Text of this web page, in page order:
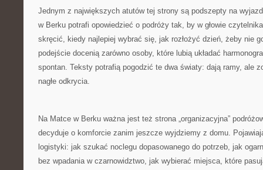
Jednym z największych atutów tej strony są podszepty na
w Berku potrafi opowiedzieć o podróży tak, by w głowie
skręcić, kiedy najlepiej wybrać się, jak rozłożyć dzień, żeby nie
podejście docenią zarówno osoby, które lubią układać
spontan. Teksty potrafią pogodzić te dwa światy: dają ramy, ale
nagłe odkrycia.
Na Matce w Berku ważna jest też strona „organizacyjna”
decyduje o komforcie zanim jeszcze wyjdziemy z domu.
logistyki: jak szukać noclegu dopasowanego do potrzeb, jak
bez wpadania w czarnowidztwo, jak wybierać miejsca, które